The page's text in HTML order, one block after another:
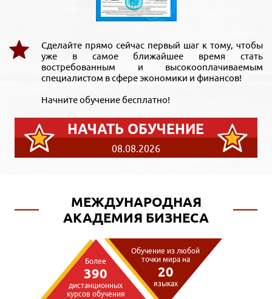
Сделайте прямо сейчас первый шаг к тому, чтобы
уже в самое ближайшее время стать
востребованным и высокооплачиваемым
специалистом в сфере экономики и финансов!
Начните обучение бесплатно!
НАЧАТЬ ОБУЧЕНИЕ
08.08.2026
МЕЖДУНАРОДНАЯ
АКАДЕМИЯ БИЗНЕСА
Более
390
дистанционных
курсов обучения
Обучение из любой
точки мира на
20
языках